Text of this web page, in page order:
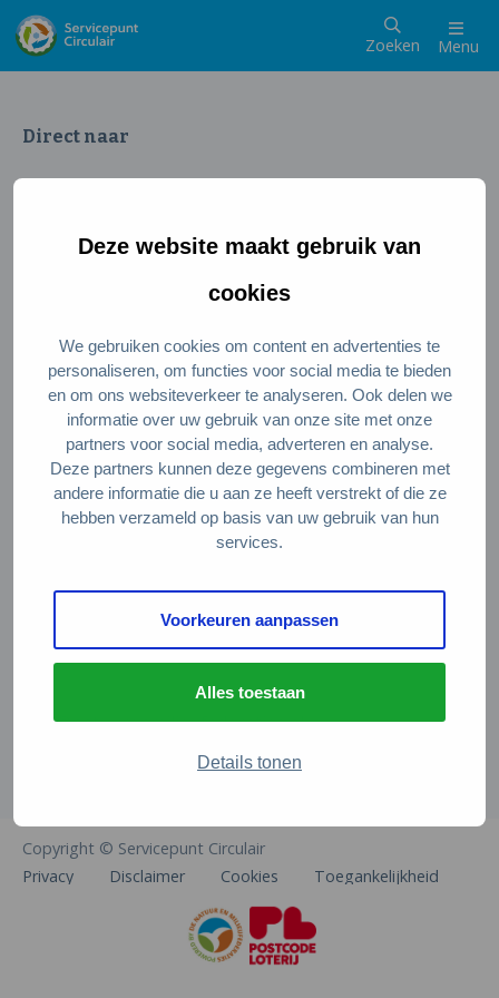
Deze website maakt gebruik van
cookies
We gebruiken cookies om content en advertenties te
personaliseren, om functies voor social media te bieden
en om ons websiteverkeer te analyseren. Ook delen we
informatie over uw gebruik van onze site met onze
partners voor social media, adverteren en analyse.
Deze partners kunnen deze gegevens combineren met
andere informatie die u aan ze heeft verstrekt of die ze
hebben verzameld op basis van uw gebruik van hun
services.
Voorkeuren aanpassen
Alles toestaan
Details tonen
Zoeken Menu
Direct naar
Wat is een circulaire samenleving
Meedoen als ondernemer
Circulaire producten en diensten
Wie zijn wij?
Over ons
Stel je vraag
Servicepunt Team
Veelgestelde vragen
De Natuur en Milieufederaties
Arthur van Schendelstraat 600
info@natuurenmilieufederaties.nl
Copyright © Servicepunt Circulair
Privacy
Disclaimer Cookies Toegankelijkheid